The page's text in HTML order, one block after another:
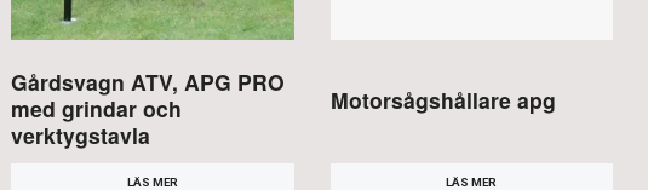
Gårdsvagn ATV, APG PRO
med grindar och
verktygstavla
LÄS MER
Motorsågshållare apg
LÄS MER